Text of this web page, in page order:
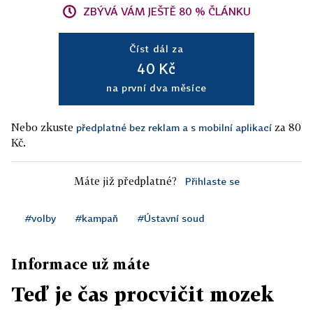
ZBÝVÁ VÁM JEŠTĚ 80 % ČLÁNKU
Číst dál za
40 Kč
na první dva měsíce
Nebo zkuste předplatné bez reklam a s mobilní aplikací za 80
Kč.
Máte již předplatné? Přihlaste se
#volby #kampaň #Ústavní soud
Informace už máte
Teď je čas procvičit mozek